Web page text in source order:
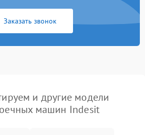
Заказать звонок
и другие модели
машин Indesit